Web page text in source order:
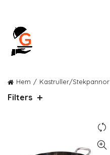
Hem Kastruller/Stekpannor
Filters